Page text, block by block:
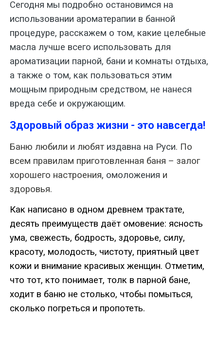
Сегодня мы подробно оста­новимся на
использовании ароматера­пии в банной
процедуре, расскажем о том, какие целебные
масла лучше все­го использовать для
ароматизации пар­ной, бани и комнаты отдыха,
а также о том, как пользоваться этим
мощным природным средством, не нанеся
вре­да себе и окружающим.
Здоровый образ жизни - это навсегда!
Баню любили и любят издавна на Руси. По
всем правилам приготовленная баня – залог
хорошего настроения, омоложения и
здоровья.
Как написано в одном древнем трактате,
десять преимуществ даёт омовение: ясность
ума, свежесть, бодрость, здоровье, силу,
красоту, молодость, чистоту, приятный цвет
кожи и внимание красивых женщин. Отметим,
что тот, кто понимает, толк в парной бане,
ходит в баню не столько, чтобы помыться,
сколько погреться и пропотеть.